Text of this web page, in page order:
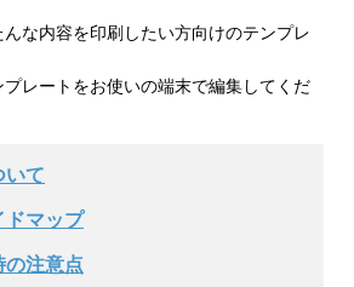
な内容を印刷したい方向けのテンプレ
レートをお使いの端末で編集してくだ
いて
ドマップ
の注意点